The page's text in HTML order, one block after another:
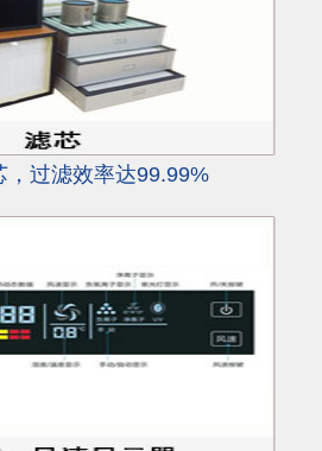
，过滤效率达99.99%